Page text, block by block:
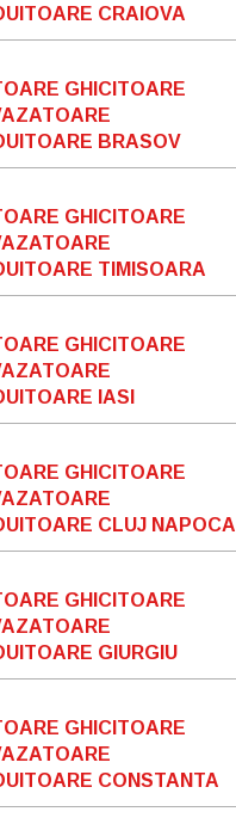
CRAIOVA
GHICITOARE
BRASOV
GHICITOARE
TIMISOARA
GHICITOARE
IASI
GHICITOARE
CLUJ NAPOCA
GHICITOARE
GIURGIU
GHICITOARE
CONSTANTA